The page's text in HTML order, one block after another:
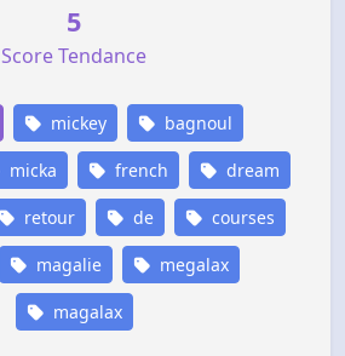
5
Score Tendance
mickey bagnoul
micka french dream
retour de courses
magalie megalax
magalax